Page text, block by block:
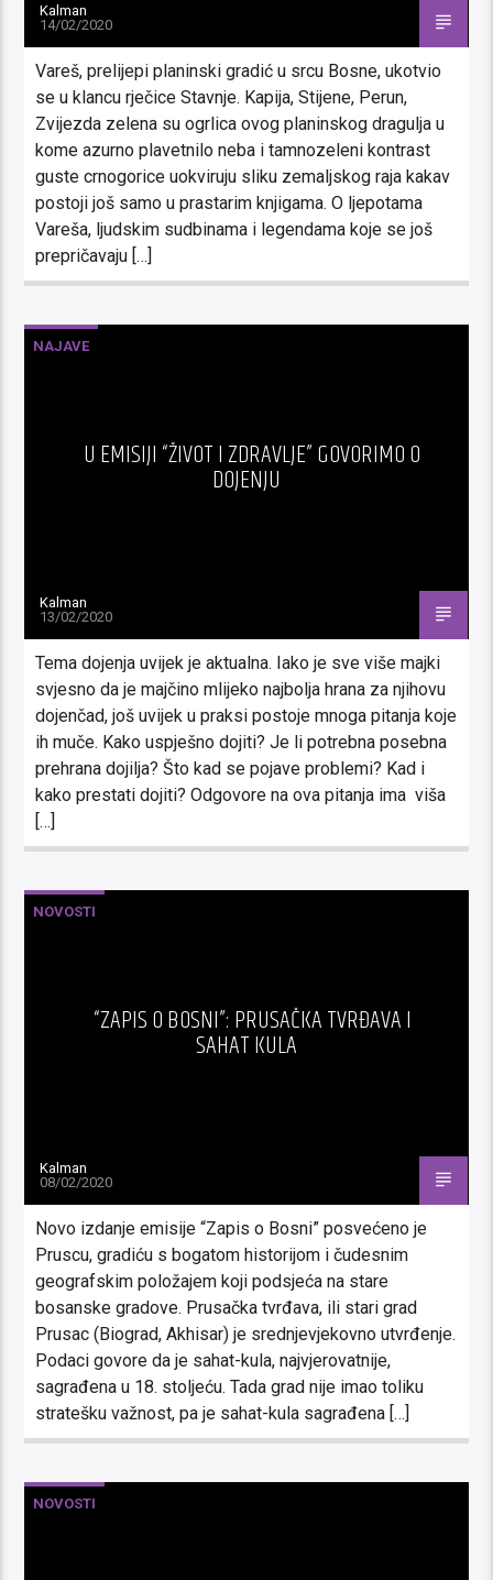
Kalman
14/02/2020
Vareš, prelijepi planinski gradić u srcu Bosne, ukotvio
se u klancu rječice Stavnje. Kapija, Stijene, Perun,
Zvijezda zelena su ogrlica ovog planinskog dragulja u
kome azurno plavetnilo neba i tamnozeleni kontrast
guste crnogorice uokviruju sliku zemaljskog raja kakav
postoji još samo u prastarim knjigama. O ljepotama
Vareša, ljudskim sudbinama i legendama koje se još
prepričavaju […]
NAJAVE
U EMISIJI “ŽIVOT I ZDRAVLJE” GOVORIMO O
DOJENJU
Kalman
13/02/2020
Tema dojenja uvijek je aktualna. Iako je sve više majki
svjesno da je majčino mlijeko najbolja hrana za njihovu
dojenčad, još uvijek u praksi postoje mnoga pitanja koje
ih muče. Kako uspješno dojiti? Je li potrebna posebna
prehrana dojilja? Što kad se pojave problemi? Kad i
kako prestati dojiti? Odgovore na ova pitanja ima viša
[…]
NOVOSTI
“ZAPIS O BOSNI”: PRUSAČKA TVRĐAVA I
SAHAT KULA
Kalman
08/02/2020
Novo izdanje emisije “Zapis o Bosni” posvećeno je
Pruscu, gradiću s bogatom historijom i čudesnim
geografskim položajem koji podsjeća na stare
bosanske gradove. Prusačka tvrđava, ili stari grad
Prusac (Biograd, Akhisar) je srednjevjekovno utvrđenje.
Podaci govore da je sahat-kula, najvjerovatnije,
sagrađena u 18. stoljeću. Tada grad nije imao toliku
stratešku važnost, pa je sahat-kula sagrađena […]
NOVOSTI